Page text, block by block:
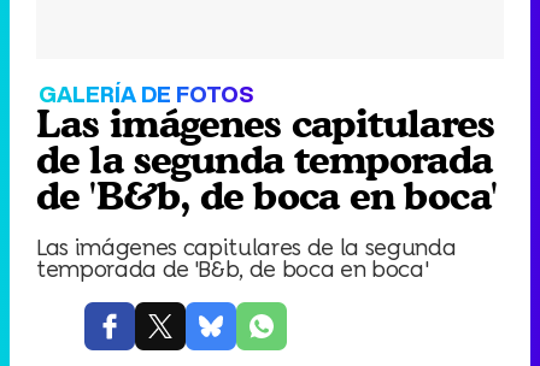
GALERÍA DE FOTOS
Las imágenes capitulares
de la segunda temporada
de 'B&b, de boca en boca'
Las imágenes capitulares de la segunda
temporada de 'B&b, de boca en boca'